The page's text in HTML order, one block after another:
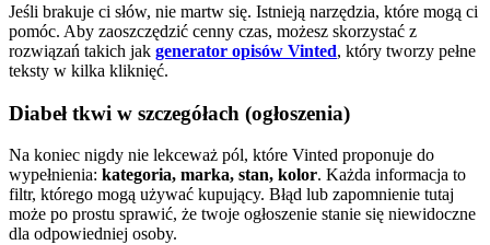
Jeśli brakuje ci słów, nie martw się. Istnieją narzędzia, które mogą ci
pomóc. Aby zaoszczędzić cenny czas, możesz skorzystać z
rozwiązań takich jak generator opisów Vinted, który tworzy pełne
teksty w kilka kliknięć.
Diabeł tkwi w szczegółach (ogłoszenia)
Na koniec nigdy nie lekceważ pól, które Vinted proponuje do
wypełnienia: kategoria, marka, stan, kolor. Każda informacja to
filtr, którego mogą używać kupujący. Błąd lub zapomnienie tutaj
może po prostu sprawić, że twoje ogłoszenie stanie się niewidoczne
dla odpowiedniej osoby.